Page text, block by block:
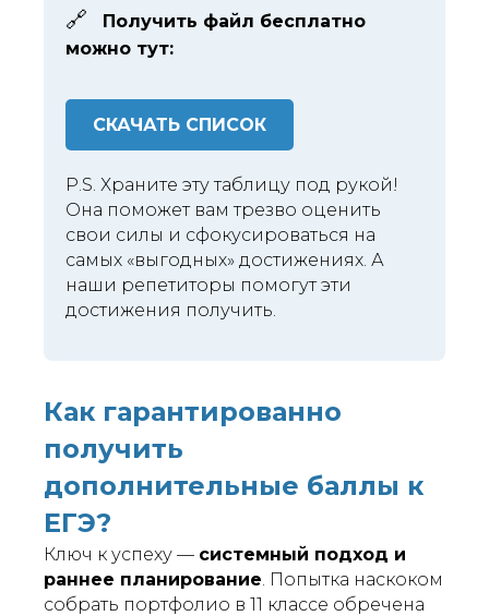
🔗
Получить файл бесплатно
можно тут:
СКАЧАТЬ СПИСОК
P.S. Храните эту таблицу под рукой!
Она поможет вам трезво оценить
свои силы и сфокусироваться на
самых «выгодных» достижениях. А
наши репетиторы помогут эти
достижения получить.
Как гарантированно
получить
дополнительные баллы к
ЕГЭ?
Ключ к успеху — системный подход и
раннее планирование. Попытка наскоком
собрать портфолио в 11 классе обречена